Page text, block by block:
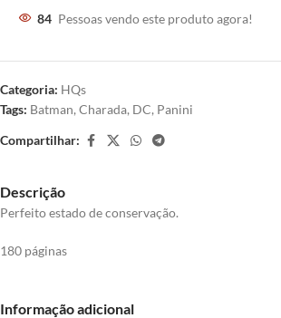
84 Pessoas vendo este produto agora!
Categoria: HQs
Tags: Batman, Charada, DC, Panini
Compartilhar:
Descrição
Perfeito estado de conservação.
180 páginas
Informação adicional